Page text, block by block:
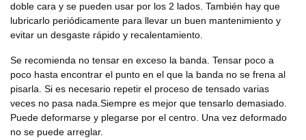
doble cara y se pueden usar por los 2 lados. También hay que
lubricarlo periódicamente para llevar un buen mantenimiento y
evitar un desgaste rápido y recalentamiento.
Se recomienda no tensar en exceso la banda. Tensar poco a
poco hasta encontrar el punto en el que la banda no se frena al
pisarla. Si es necesario repetir el proceso de tensado varias
veces no pasa nada.Siempre es mejor que tensarlo demasiado.
Puede deformarse y plegarse por el centro. Una vez deformado
no se puede arreglar.